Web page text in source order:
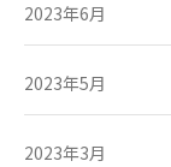
2023年6月
2023年5月
2023年3月